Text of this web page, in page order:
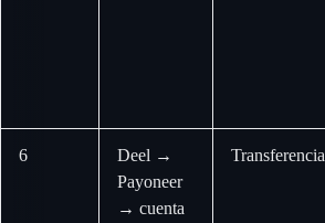
6
Deel →
Payoneer
→ cuenta
Transferencia